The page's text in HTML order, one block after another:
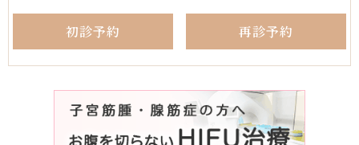
初診予約 再診予約